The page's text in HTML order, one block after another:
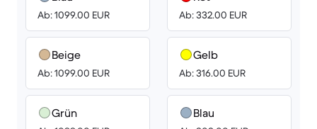
Ab: 1099.00 EUR
Beige
Ab: 1099.00 EUR
Grün
Ab: 332.00 EUR
Gelb
Ab: 316.00 EUR
Blau